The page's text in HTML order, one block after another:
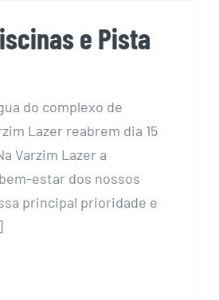
e Pista
do complexo de
Lazer reabrem dia 15
Varzim Lazer a
estar dos nossos
principal prioridade e